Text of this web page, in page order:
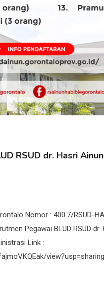
RSUD dr. Hasri
Nomor : 400.7/RSUD-
Pegawai BLUD RSUD
Link :
view?usp=sharing